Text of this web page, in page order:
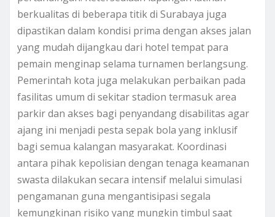
berkualitas di beberapa titik di Surabaya juga
dipastikan dalam kondisi prima dengan akses jalan
yang mudah dijangkau dari hotel tempat para
pemain menginap selama turnamen berlangsung.
Pemerintah kota juga melakukan perbaikan pada
fasilitas umum di sekitar stadion termasuk area
parkir dan akses bagi penyandang disabilitas agar
ajang ini menjadi pesta sepak bola yang inklusif
bagi semua kalangan masyarakat. Koordinasi
antara pihak kepolisian dengan tenaga keamanan
swasta dilakukan secara intensif melalui simulasi
pengamanan guna mengantisipasi segala
kemungkinan risiko yang mungkin timbul saat